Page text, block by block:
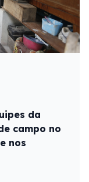
da
campo no
nos